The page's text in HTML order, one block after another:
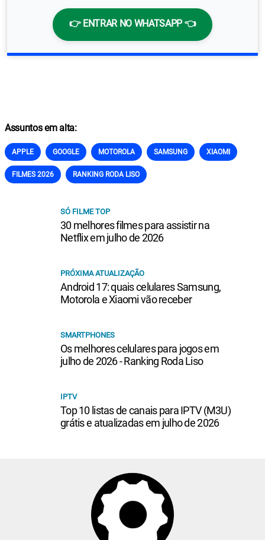
👉 ENTRAR NO WHATSAPP 👈
Assuntos em alta:
APPLE GOOGLE MOTOROLA SAMSUNG XIAOMI
FILMES 2026 RANKING RODA LISO
SÓ FILME TOP
30 melhores filmes para assistir na
Netflix em julho de 2026
PRÓXIMA ATUALIZAÇÃO
Android 17: quais celulares Samsung,
Motorola e Xiaomi vão receber
SMARTPHONES
Os melhores celulares para jogos em
julho de 2026 - Ranking Roda Liso
IPTV
Top 10 listas de canais para IPTV (M3U)
grátis e atualizadas em julho de 2026